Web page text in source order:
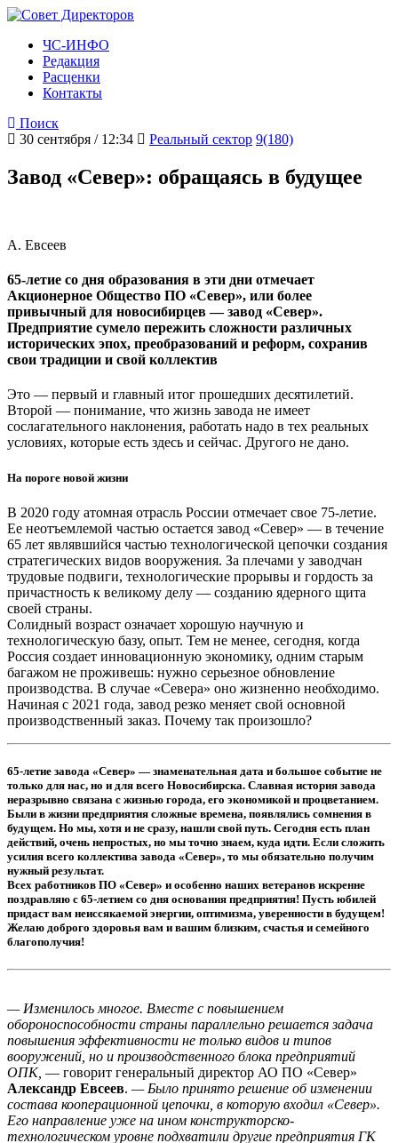
ЧС-ИНФО
Редакция
Расценки
Контакты
Поиск
30 сентября / 12:34
Реальный сектор 9(180)
Завод «Север»: обращаясь в будущее
А. Евсеев
65-­летие со дня образования в эти дни отмечает
Акционерное Общество ПО «Север», или более
привычный для новосибирцев — завод «Север».
Предприятие сумело пережить сложности различных
исторических эпох, преобразований и реформ, сохранив
свои традиции и свой коллектив
Это — первый и главный итог прошедших десятилетий.
Второй — понимание, что жизнь завода не имеет
сослагательного наклонения, работать надо в тех реальных
условиях, которые есть здесь и сейчас. Другого не дано.
На пороге новой жизни
В 2020 году атомная отрасль России отмечает свое 75-летие.
Ее неотъемлемой частью остается завод «Север» — в течение
65 лет являвшийся частью технологической цепочки создания
стратегических видов вооружения. За плечами у заводчан
трудовые подвиги, технологические прорывы и гордость за
причастность к великому делу — созданию ядерного щита
своей страны.
Солидный возраст означает хорошую научную и
технологическую базу, опыт. Тем не менее, сегодня, когда
Россия создает инновационную экономику, одним старым
багажом не проживешь: нужно серьезное обновление
производства. В случае «Севера» оно жизненно необходимо.
Начиная с 2021 года, завод резко меняет свой основной
производственный заказ. Почему так произошло?
65-летие завода «Север» — знаменательная дата и большое событие не
только для нас, но и для всего Новосибирска. Славная история завода
неразрывно связана с жизнью города, его экономикой и процветанием.
Были в жизни предприятия сложные времена, появлялись сомнения в
будущем. Но мы, хотя и не сразу, нашли свой путь. Сегодня есть план
действий, очень непростых, но мы точно знаем, куда идти. Если сложить
усилия всего коллектива завода «Север», то мы обязательно получим
нужный результат.
Всех работников ПО «Север» и особенно наших ветеранов искренне
поздравляю с 65-летием со дня основания предприятия! Пусть юбилей
придаст вам неиссякаемой энергии, оптимизма, уверенности в будущем!
Желаю доброго здоровья вам и вашим близким, счастья и семейного
благополучия!
— Изменилось многое. Вместе с повышением
обороноспособности страны параллельно решается задача
повышения эффективности не только видов и типов
вооружений, но и производственного блока предприятий
ОПК, — говорит генеральный директор АО ПО «Север»
Александр Евсеев. — Было принято решение об изменении
состава кооперационной цепочки, в которую входил «Север».
Его направление уже на ином конструкторско-
технологическом уровне подхватили другие предприятия ГК